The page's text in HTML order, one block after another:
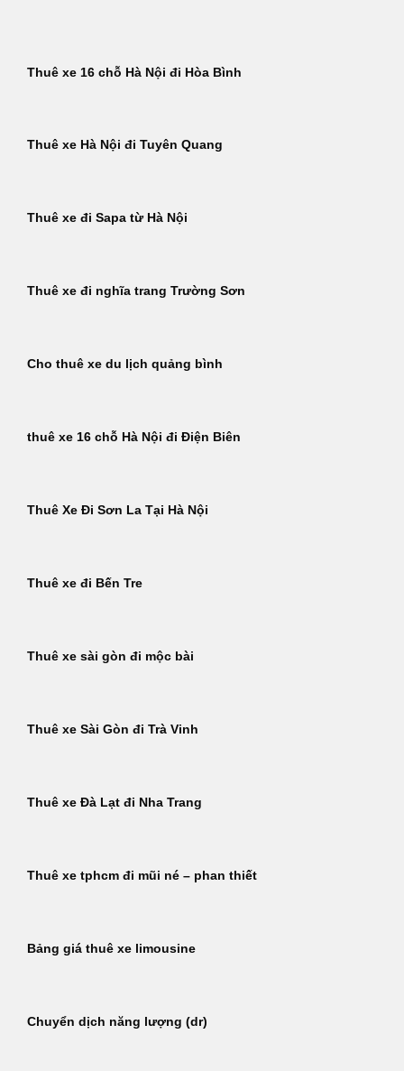
dungThuê xe 16 chỗ Hà Nội đi Hòa Bình
Thuê xe Hà Nội đi Tuyên Quang
Thuê xe đi Sapa từ Hà Nội
Thuê xe đi nghĩa trang Trường Sơn
Cho thuê xe du lịch quảng bình
thuê xe 16 chỗ Hà Nội đi Điện Biên
Thuê Xe Đi Sơn La Tại Hà Nội
Thuê xe đi Bến Tre
Thuê xe sài gòn đi mộc bài
Thuê xe Sài Gòn đi Trà Vinh
Thuê xe Đà Lạt đi Nha Trang
Thuê xe tphcm đi mũi né – phan thiết
Bảng giá thuê xe limousine
Chuyển dịch năng lượng (dr)